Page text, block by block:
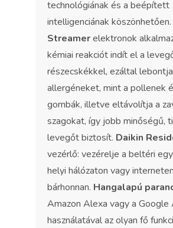
technológiának és a beépített
intelligenciának
Streamerelektronok
kémiai reakciót indít el a
részecskékkel, ezáltal
allergéneket, mint a pollenek
gombák, illetve eltávolítja a
szagokat, így jobb minőségű,
levegőt biztosít. Daikin
vezérlő: vezérelje a beltéri
helyi hálózaton vagy
bárhonnan. Hangalapú
Amazon Alexa vagy a
használatával az olyan fő